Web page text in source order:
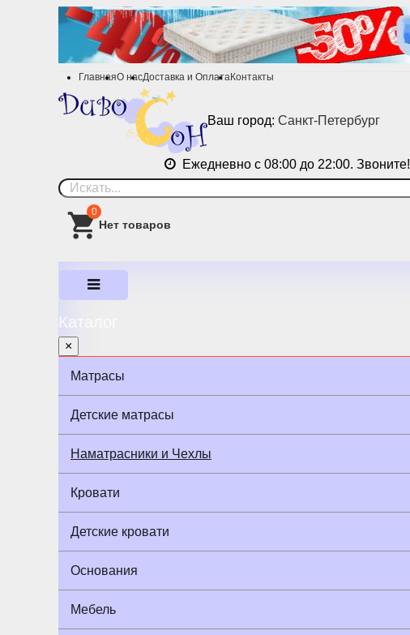
ГлавнаяО насДоставка и ОплатаКонтакты
Ваш город: Санкт-Петербург
Ежедневно с 08:00 до 22:00. Звоните!
0
Каталог
×
Матрасы
Детские матрасы
Наматрасники и Чехлы
Кровати
Детские кровати
Основания
Мебель